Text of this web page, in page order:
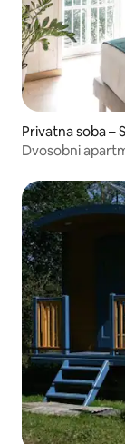
Privatna soba –
Dvosobni